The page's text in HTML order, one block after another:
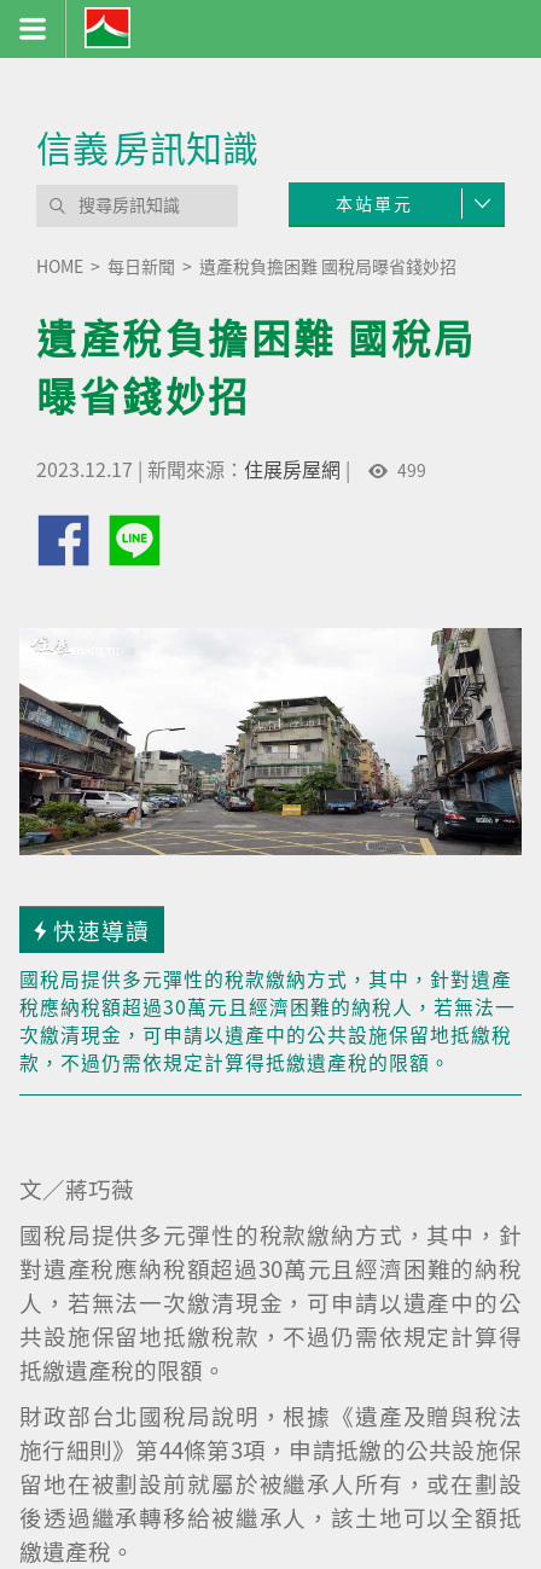
信義房訊知識
本站單元
HOME 每日新聞 遺產稅負擔困難 國稅局曝省錢妙招
遺產稅負擔困難 國稅局
曝省錢妙招
2023.12.17 | 新聞來源： 住展房屋網 | 499
快速導讀
國稅局提供多元彈性的稅款繳納方式，其中，針對遺產
稅應納稅額超過30萬元且經濟困難的納稅人，若無法一
次繳清現金，可申請以遺產中的公共設施保留地抵繳稅
款，不過仍需依規定計算得抵繳遺產稅的限額。
文／蔣巧薇
國稅局提供多元彈性的稅款繳納方式，其中，針
對遺產稅應納稅額超過30萬元且經濟困難的納稅
人，若無法一次繳清現金，可申請以遺產中的公
共設施保留地抵繳稅款，不過仍需依規定計算得
抵繳遺產稅的限額。
財政部台北國稅局說明，根據《遺產及贈與稅法
施行細則》第44條第3項，申請抵繳的公共設施保
留地在被劃設前就屬於被繼承人所有，或在劃設
後透過繼承轉移給被繼承人，該土地可以全額抵
繳遺產稅。